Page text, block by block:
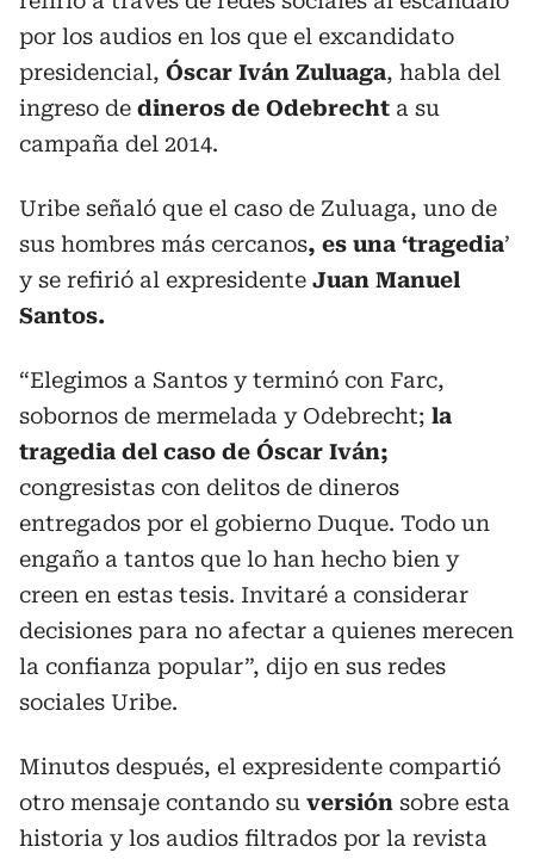
por los audios en los que el excandidato
presidencial, Óscar Iván Zuluaga, habla del
ingreso de dineros de Odebrecht a su
campaña del 2014.
Uribe señaló que el caso de Zuluaga, uno de
sus hombres más cercanos, es una ‘tragedia’
y se refirió al expresidente Juan Manuel
Santos.
“Elegimos a Santos y terminó con Farc,
sobornos de mermelada y Odebrecht; la
tragedia del caso de Óscar Iván;
congresistas con delitos de dineros
entregados por el gobierno Duque. Todo un
engaño a tantos que lo han hecho bien y
creen en estas tesis. Invitaré a considerar
decisiones para no afectar a quienes merecen
la confianza popular”, dijo en sus redes
sociales Uribe.
Minutos después, el expresidente compartió
otro mensaje contando su versión sobre esta
historia y los audios filtrados por la revista